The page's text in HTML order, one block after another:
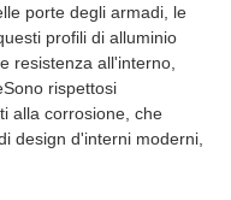
porte degli armadi, le
profili di alluminio
resistenza all'interno,
rispettosi
alla corrosione, che
design d'interni moderni,